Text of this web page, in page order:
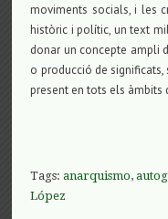
moviments socials, i les
històric i polític, un text
donar un concepte ampli
o producció de
present en tots els àmbits
Tags:anarquismo,
López